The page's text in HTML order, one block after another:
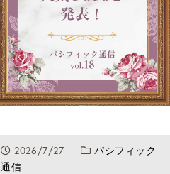
2026/7/27
パシフィック
通信